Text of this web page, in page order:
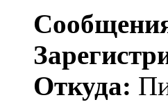
Откуда: